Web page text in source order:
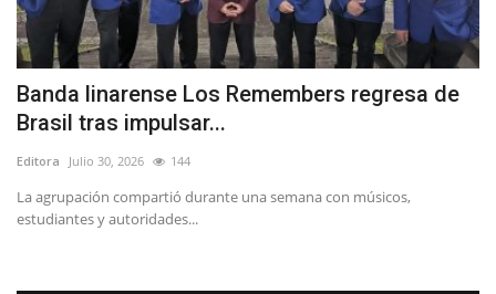
Banda linarense Los Remembers regresa de
Brasil tras impulsar...
Editora Julio 30, 2026 144
La agrupación compartió durante una semana con músicos,
estudiantes y autoridades...